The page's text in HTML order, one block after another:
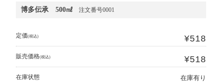
博多伝承 500㎖ 注文番号0001
定価(税込) ¥518
販売価格(税込) ¥518
在庫状態 在庫有り